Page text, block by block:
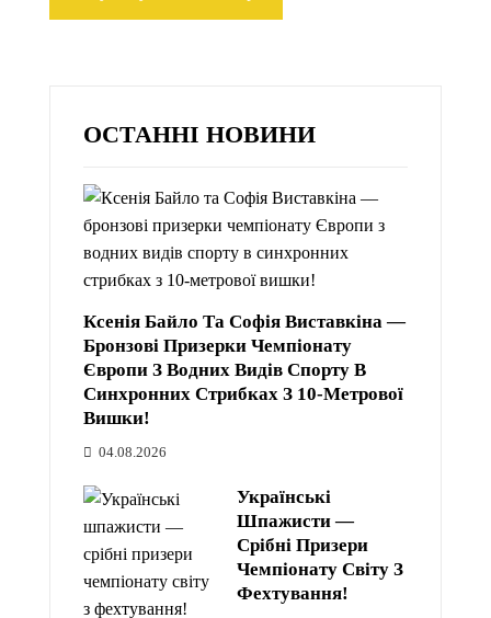
ОСТАННІ НОВИНИ
Ксенія Байло Та Софія Виставкіна —
Бронзові Призерки Чемпіонату
Європи З Водних Видів Спорту В
Синхронних Стрибках З 10-Метрової
Вишки!
04.08.2026
Українські
Шпажисти —
Срібні Призери
Чемпіонату Світу З
Фехтування!